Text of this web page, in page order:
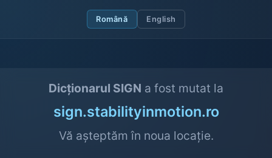
Română English
Dicționarul SIGN a fost mutat la
sign.stabilityinmotion.ro
Vă așteptăm în noua locație.